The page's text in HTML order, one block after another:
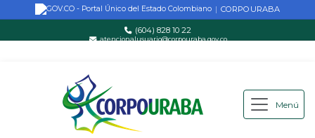
Saltar al contenido principal
| CORPOURABA
(604) 828 10 22
atencionalusuario@corpouraba.gov.co
Menú